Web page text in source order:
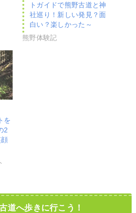
トガイドで熊野古道と神
社巡り！新しい発見？面
白い？楽しかった～
熊野体験記
を
2
道へ歩きに行こう！